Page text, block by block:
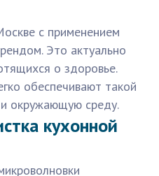
с применением
Это актуально
о здоровье.
обеспечивают такой
и окружающую среду.
кухонной